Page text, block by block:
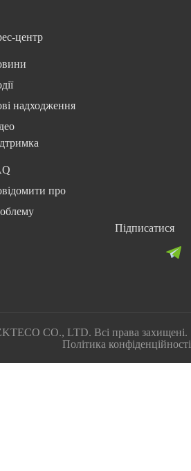
центр
надходження
про
Підписатися
CO., LTD. Всі права захищені.
Політика конфіденційності